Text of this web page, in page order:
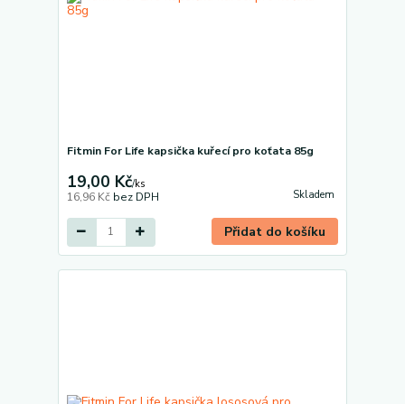
Fitmin For Life kapsička kuřecí pro koťata 85g
19,00 Kč/ks
16,96 Kč bez DPH Skladem
Přidat do košíku